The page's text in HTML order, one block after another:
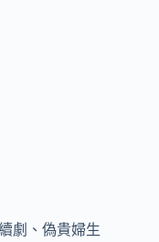
劇、偽貴婦生